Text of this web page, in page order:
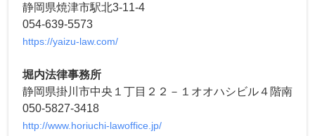
静岡県焼津市駅北3-11-4
054-639-5573
https://yaizu-law.com/
堀内法律事務所
静岡県掛川市中央１丁目２２－１オオハシビル４階南
050-5827-3418
http://www.horiuchi-lawoffice.jp/